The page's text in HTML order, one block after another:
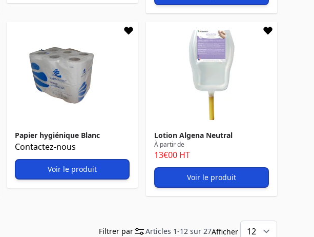
Papier hygiénique Blanc
Contactez-nous
Voir le produit
Lotion Algena Neutral
À partir de
13€00 HT
Voir le produit
Articles 1-12 sur 27Afficher
Filtrer par